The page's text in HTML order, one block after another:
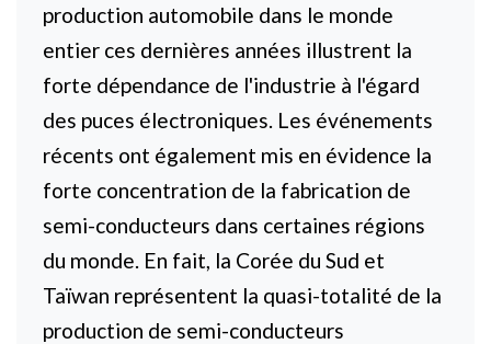
production automobile dans le monde
entier ces dernières années illustrent la
forte dépendance de l'industrie à l'égard
des puces électroniques. Les événements
récents ont également mis en évidence la
forte concentration de la fabrication de
semi-conducteurs dans certaines régions
du monde. En fait, la Corée du Sud et
Taïwan représentent la quasi-totalité de la
production de semi-conducteurs